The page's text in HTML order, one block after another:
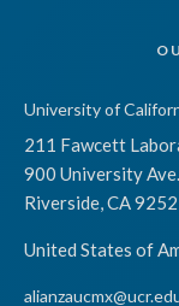
University of
211 Fawcett
900 University Ave.
Riverside, CA
United States of